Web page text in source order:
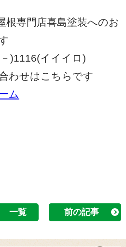
根専門店喜島塗装へのお
)1116(イイイロ)
わせはこちらです
ム
一覧 前の記事